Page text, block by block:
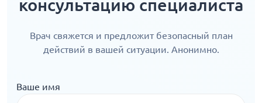
консультацию специалиста
Врач свяжется и предложит безопасный план
действий в вашей ситуации. Анонимно.
Ваше имя